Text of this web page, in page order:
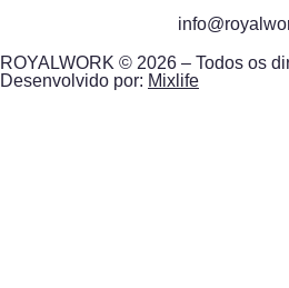
ROYALWORK © 2026 – Todos os
Desenvolvido por: Mixlife